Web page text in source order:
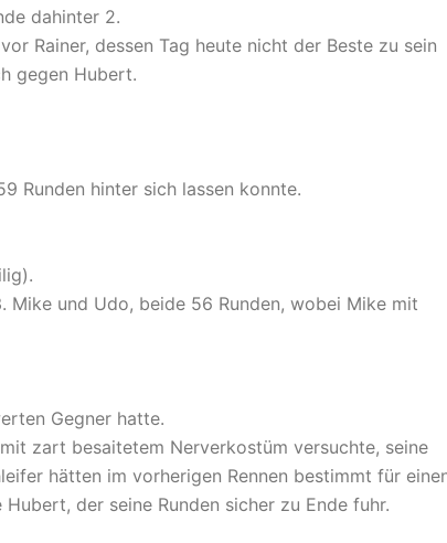
dahinter 2.
Rainer, dessen Tag heute nicht der Beste zu sein
gegen Hubert.
Runden hinter sich lassen konnte.
Mike und Udo, beide 56 Runden, wobei Mike mit
Gegner hatte.
zart besaitetem Nerverkostüm versuchte, seine
hätten im vorherigen Rennen bestimmt für
der seine Runden sicher zu Ende fuhr.